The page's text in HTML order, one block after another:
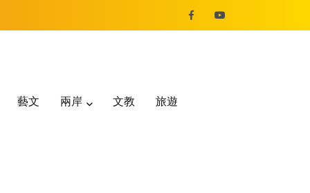
藝文 兩岸 文教 旅遊